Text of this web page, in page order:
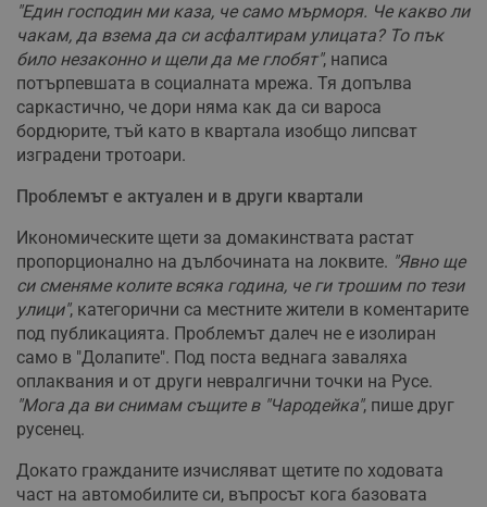
"Един господин ми каза, че само мърморя. Че какво ли
чакам, да взема да си асфалтирам улицата? То пък
било незаконно и щели да ме глобят", написа
потърпевшата в социалната мрежа. Тя допълва
саркастично, че дори няма как да си вароса
бордюрите, тъй като в квартала изобщо липсват
изградени тротоари.
Проблемът е актуален и в други квартали
Икономическите щети за домакинствата растат
пропорционално на дълбочината на локвите. "Явно ще
си сменяме колите всяка година, че ги трошим по тези
улици", категорични са местните жители в коментарите
под публикацията. Проблемът далеч не е изолиран
само в "Долапите". Под поста веднага заваляха
оплаквания и от други невралгични точки на Русе.
"Мога да ви снимам същите в "Чародейка", пише друг
русенец.
Докато гражданите изчисляват щетите по ходовата
част на автомобилите си, въпросът кога базовата